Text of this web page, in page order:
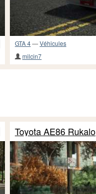
GTA 4—Véhicules
milcin7
Toyota AE86 Rukalo